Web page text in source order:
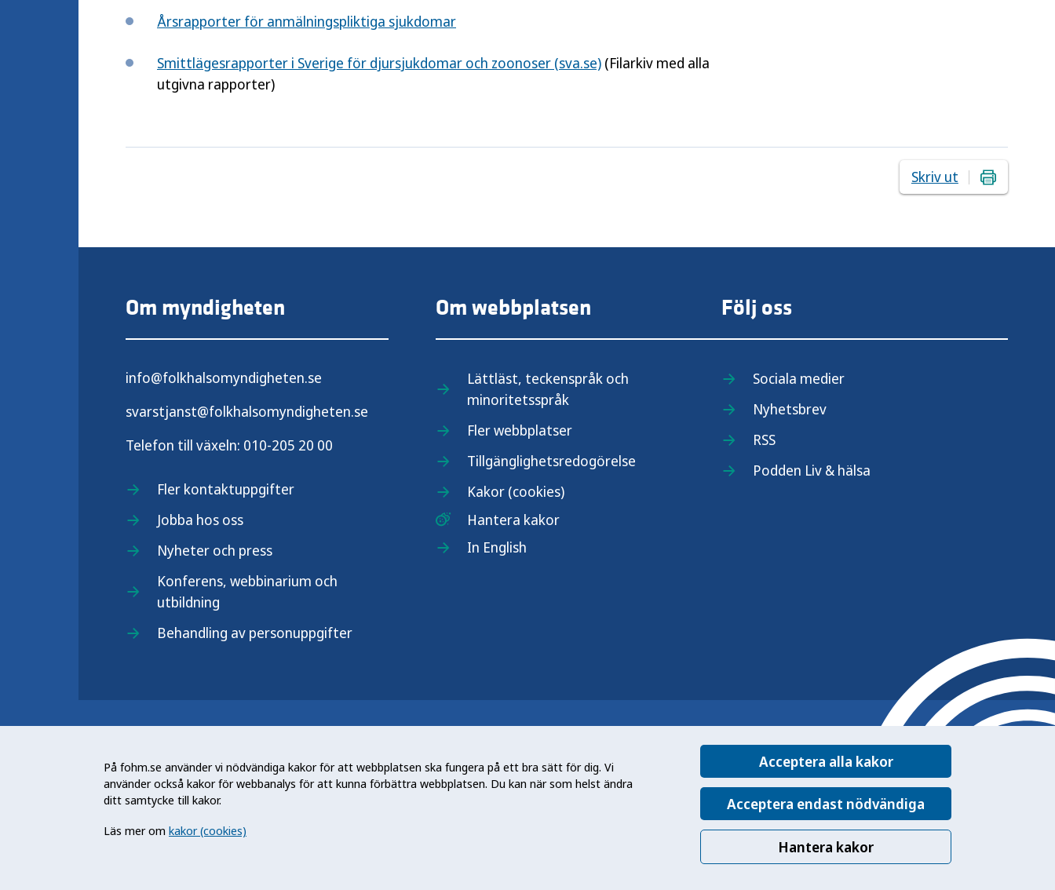
På fohm.se använder vi nödvändiga kakor för att webbplatsen ska fungera på ett bra sätt för dig. Vi
använder också kakor för webbanalys för att kunna förbättra webbplatsen. Du kan när som helst ändra
ditt samtycke till kakor.
Läs mer om kakor (cookies)
Acceptera alla kakor
Acceptera endast nödvändiga
Hantera kakor
Årsrapporter för anmälningspliktiga sjukdomar
Smittlägesrapporter i Sverige för djursjukdomar och zoonoser (sva.se) (Filarkiv med alla
utgivna rapporter)
Skriv ut
Om myndigheten
info@folkhalsomyndigheten.se
svarstjanst@folkhalsomyndigheten.se
Telefon till växeln: 010-205 20 00
Fler kontaktuppgifter
Jobba hos oss
Nyheter och press
Konferens, webbinarium och
utbildning
Behandling av personuppgifter
Om webbplatsen
Lättläst, teckenspråk och
minoritetsspråk
Fler webbplatser
Tillgänglighetsredogörelse
Kakor (cookies)
Hantera kakor
In English
Följ oss
Sociala medier
Nyhetsbrev
RSS
Podden Liv & hälsa
arbetar för en bättre folkhälsa. Det gör myndigheten genom att utveckla
och stödja samhällets arbete med att främja hälsa, förebygga ohälsa och
skydda mot hälsohot. Vår vision är en folkhälsa som stärker samhällets